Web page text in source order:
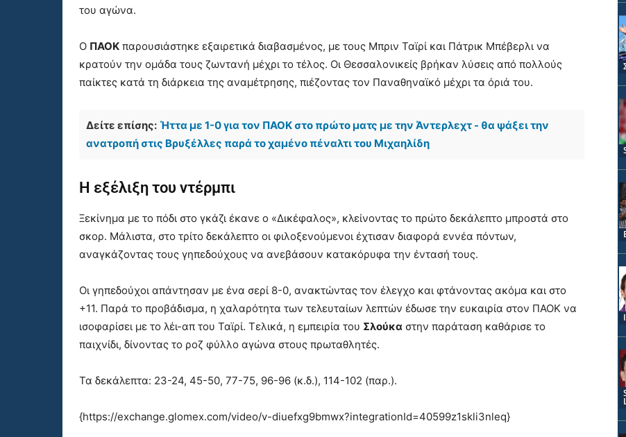
του αγώνα.
Ο ΠΑΟΚ παρουσιάστηκε εξαιρετικά διαβασμένος, με τους Μπριν Ταϊρί και Πάτρικ Μπέβερλι να
κρατούν την ομάδα τους ζωντανή μέχρι το τέλος. Οι Θεσσαλονικείς βρήκαν λύσεις από πολλούς
παίκτες κατά τη διάρκεια της αναμέτρησης, πιέζοντας τον Παναθηναϊκό μέχρι τα όριά του.
Δείτε επίσης: Ήττα με 1-0 για τον ΠΑΟΚ στο πρώτο ματς με την Άντερλεχτ - θα ψάξει την
ανατροπή στις Βρυξέλλες παρά το χαμένο πέναλτι του Μιχαηλίδη
Η εξέλιξη του ντέρμπι
Ξεκίνημα με το πόδι στο γκάζι έκανε ο «Δικέφαλος», κλείνοντας το πρώτο δεκάλεπτο μπροστά στο
σκορ. Μάλιστα, στο τρίτο δεκάλεπτο οι φιλοξενούμενοι έχτισαν διαφορά εννέα πόντων,
αναγκάζοντας τους γηπεδούχους να ανεβάσουν κατακόρυφα την έντασή τους.
Οι γηπεδούχοι απάντησαν με ένα σερί 8-0, ανακτώντας τον έλεγχο και φτάνοντας ακόμα και στο
+11. Παρά το προβάδισμα, η χαλαρότητα των τελευταίων λεπτών έδωσε την ευκαιρία στον ΠΑΟΚ να
ισοφαρίσει με το λέι-απ του Ταϊρί. Τελικά, η εμπειρία του Σλούκα στην παράταση καθάρισε το
παιχνίδι, δίνοντας το ροζ φύλλο αγώνα στους πρωταθλητές.
Τα δεκάλεπτα: 23-24, 45-50, 77-75, 96-96 (κ.δ.), 114-102 (παρ.).
{https://exchange.glomex.com/video/v-diuefxg9bmwx?integrationId=40599z1skli3nleq}